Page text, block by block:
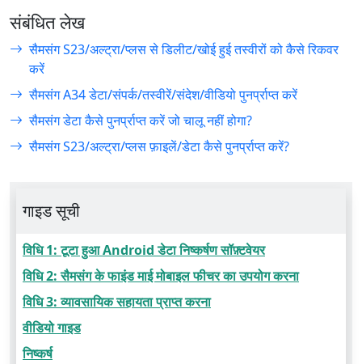
गाइड सूची
विधि 1: टूटा हुआ Android डेटा निष्कर्षण सॉफ़्टवेयर
विधि 2: सैमसंग के फाइंड माई मोबाइल फीचर का उपयोग करना
विधि 3: व्यावसायिक सहायता प्राप्त करना
वीडियो गाइड
निष्कर्ष
संबंधित लेख
सैमसंग S23/अल्ट्रा/प्लस से डिलीट/खोई हुई तस्वीरों को कैसे रिकवर
करें
सैमसंग A34 डेटा/संपर्क/तस्वीरें/संदेश/वीडियो पुनर्प्राप्त करें
सैमसंग डेटा कैसे पुनर्प्राप्त करें जो चालू नहीं होगा?
सैमसंग S23/अल्ट्रा/प्लस फ़ाइलें/डेटा कैसे पुनर्प्राप्त करें?